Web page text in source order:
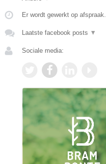
Er wordt gewerkt op afspraak.
Laatste facebook posts ▼
Sociale media: